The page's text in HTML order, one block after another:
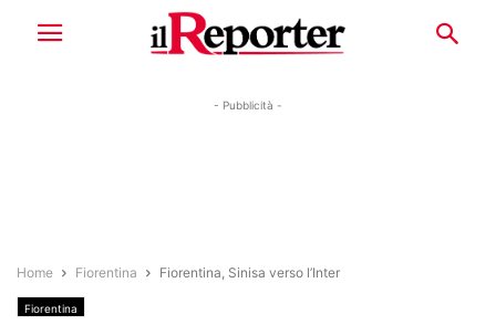
- Pubblicità -
Home Fiorentina Fiorentina, Sinisa verso l’Inter
Fiorentina